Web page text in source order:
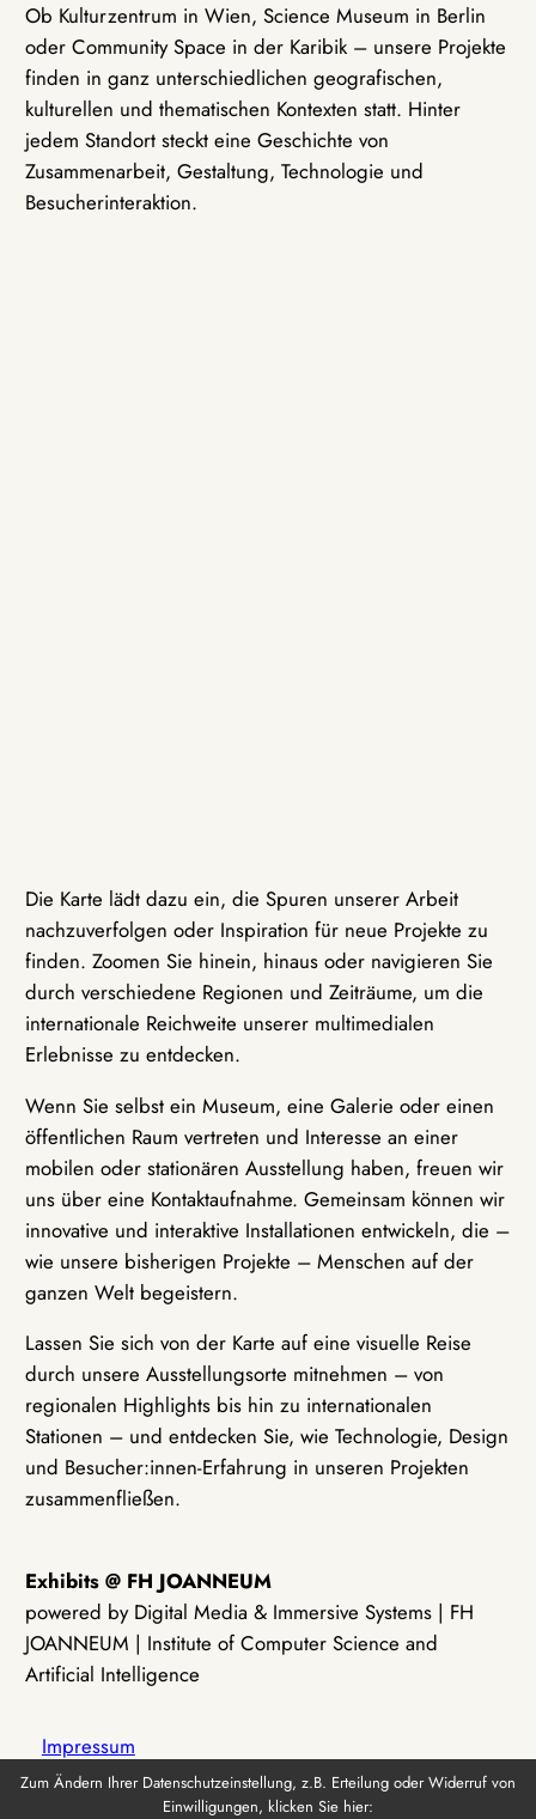
Ob Kulturzentrum in Wien, Science Museum in Berlin
oder Community Space in der Karibik – unsere Projekte
finden in ganz unterschiedlichen geografischen,
kulturellen und thematischen Kontexten statt. Hinter
jedem Standort steckt eine Geschichte von
Zusammenarbeit, Gestaltung, Technologie und
Besucherinteraktion.
Die Karte lädt dazu ein, die Spuren unserer Arbeit
nachzuverfolgen oder Inspiration für neue Projekte zu
finden. Zoomen Sie hinein, hinaus oder navigieren Sie
durch verschiedene Regionen und Zeiträume, um die
internationale Reichweite unserer multimedialen
Erlebnisse zu entdecken.
Wenn Sie selbst ein Museum, eine Galerie oder einen
öffentlichen Raum vertreten und Interesse an einer
mobilen oder stationären Ausstellung haben, freuen wir
uns über eine Kontaktaufnahme. Gemeinsam können wir
innovative und interaktive Installationen entwickeln, die –
wie unsere bisherigen Projekte – Menschen auf der
ganzen Welt begeistern.
Lassen Sie sich von der Karte auf eine visuelle Reise
durch unsere Ausstellungsorte mitnehmen – von
regionalen Highlights bis hin zu internationalen
Stationen – und entdecken Sie, wie Technologie, Design
und Besucher:innen-Erfahrung in unseren Projekten
zusammenfließen.
Exhibits @ FH JOANNEUM
powered by Digital Media & Immersive Systems | FH
JOANNEUM | Institute of Computer Science and
Artificial Intelligence
Impressum
Zum Ändern Ihrer Datenschutzeinstellung, z.B. Erteilung oder Widerruf von
Einwilligungen, klicken Sie hier: